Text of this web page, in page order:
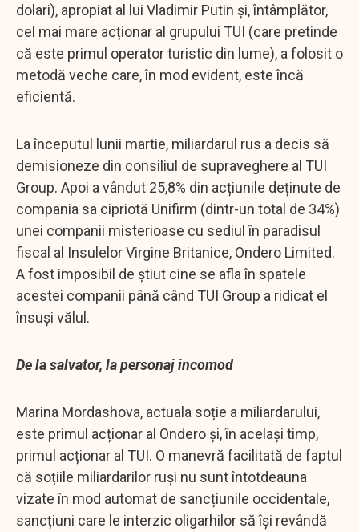
dolari), apropiat al lui Vladimir Putin și, întâmplător,
cel mai mare acționar al grupului TUI (care pretinde
că este primul operator turistic din lume), a folosit o
metodă veche care, în mod evident, este încă
eficientă.
La începutul lunii martie, miliardarul rus a decis să
demisioneze din consiliul de supraveghere al TUI
Group. Apoi a vândut 25,8% din acțiunile deținute de
compania sa cipriotă Unifirm (dintr-un total de 34%)
unei companii misterioase cu sediul în paradisul
fiscal al Insulelor Virgine Britanice, Ondero Limited.
A fost imposibil de știut cine se afla în spatele
acestei companii până când TUI Group a ridicat el
însuși vălul.
De la salvator, la personaj incomod
Marina Mordashova, actuala soție a miliardarului,
este primul acționar al Ondero și, în același timp,
primul acționar al TUI. O manevră facilitată de faptul
că soțiile miliardarilor ruși nu sunt întotdeauna
vizate în mod automat de sancțiunile occidentale,
sancțiuni care le interzic oligarhilor să își revândă